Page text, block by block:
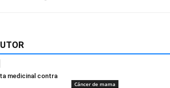
medicinal contra
Cáncer de mama